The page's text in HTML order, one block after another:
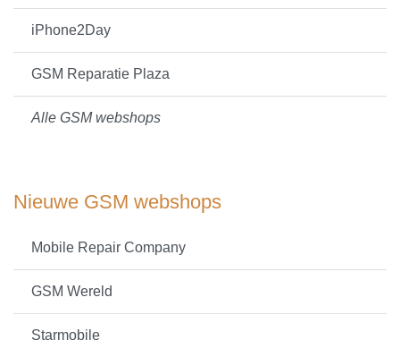
iPhone2Day
GSM Reparatie Plaza
Alle GSM webshops
Nieuwe GSM webshops
Mobile Repair Company
GSM Wereld
Starmobile